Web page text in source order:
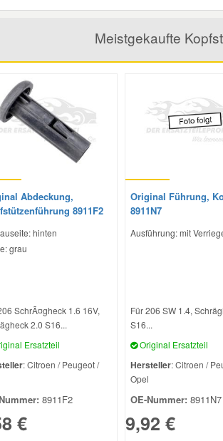
Meistgekaufte
Abdeckung,
8911F2
hinten
grau
SchrÃ¤gheck 1.6 16V,
2.0 S16...
Ersatzteil
: Citroen / Peugeot /
8911F2
€
Original Führung,
8911N7
Ausführung: mit
Für 206 SW 1.4,
S16...
Original Ersatzteil
Hersteller: Citroen /
Opel
OE-Nummer: 8911N7
9,92 €